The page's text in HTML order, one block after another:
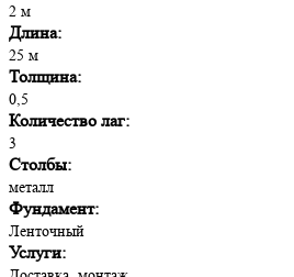
2 м
Длина:
25 м
Толщина:
0,5
Количество лаг:
3
Столбы:
металл
Фундамент:
Ленточный
Услуги: